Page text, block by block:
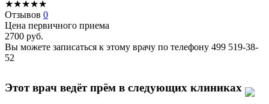
★★★★★
Отзывов 0
Цена первичного приема
2700 руб.
Вы можете записаться к этому врачу по телефону 499 519-38-
52
Этот врач ведёт прём в следующих клиниках